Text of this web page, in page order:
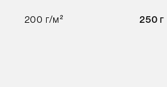
200 г/м² 250